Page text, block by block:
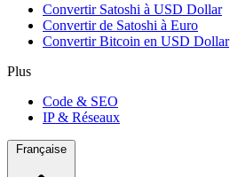
Convertir Satoshi à USD Dollar
Convertir de Satoshi à Euro
Convertir Bitcoin en USD Dollar
Plus
Code & SEO
IP & Réseaux